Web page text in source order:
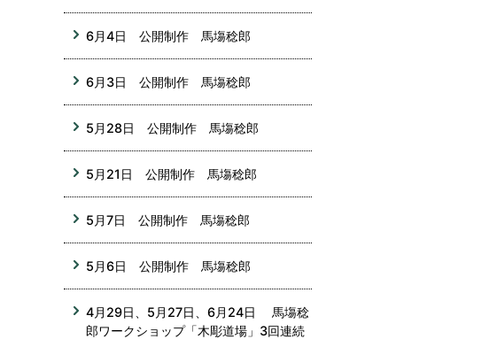
6月4日 公開制作 馬塲稔郎
6月3日 公開制作 馬塲稔郎
5月28日 公開制作 馬塲稔郎
5月21日 公開制作 馬塲稔郎
5月7日 公開制作 馬塲稔郎
5月6日 公開制作 馬塲稔郎
4月29日、5月27日、6月24日 馬塲稔
郎ワークショップ「木彫道場」3回連続